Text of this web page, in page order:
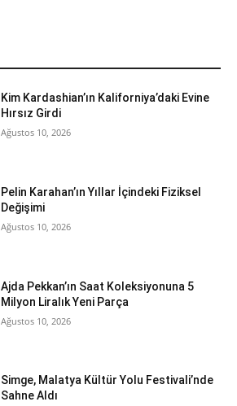
Kim Kardashian’ın Kaliforniya’daki Evine
Hırsız Girdi
Ağustos 10, 2026
Pelin Karahan’ın Yıllar İçindeki Fiziksel
Değişimi
Ağustos 10, 2026
Ajda Pekkan’ın Saat Koleksiyonuna 5
Milyon Liralık Yeni Parça
Ağustos 10, 2026
Simge, Malatya Kültür Yolu Festivali’nde
Sahne Aldı